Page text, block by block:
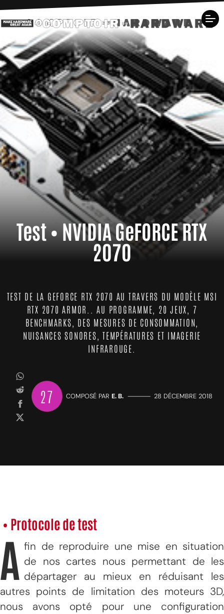
Test • NVIDIA GeFORCE RTX
2070
TEST DE LA GEFORCE RTX 2070 AU TRAVERS DU MODÈLE MSI
RTX 2070 ARMOR.. AU PROGRAMME, 20 JEUX, 7
BENCHMARKS, DES MESURES DE CONSOMMATION,
NUISANCES SONORES, TEMPÉRATURES ET IMAGERIE
INFRAROUGE.
27 COMPOSÉ PAR E. B. ————— 28 DÉCEMBRE 2018
• Protocole de test
A fin de reproduire une mise en situation
de nos cartes nous permettant de les
départager au mieux en réduisant les
autres points de limitation des moteurs 3D,
nous avons opté pour une configuration